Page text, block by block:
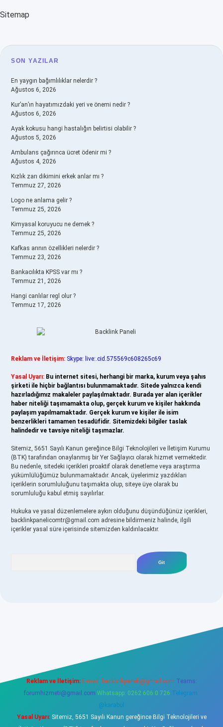
Sitemap
SIDEBAR
SON YAZILAR
En yaygın bağımlılıklar nelerdir ?
Ağustos 6, 2026
Kur’an’ın hayatımızdaki yeri ve önemi nedir ?
Ağustos 6, 2026
Ayak kokusu hangi hastalığın belirtisi olabilir ?
Ağustos 5, 2026
Ambulans çağırınca ücret ödenir mi ?
Ağustos 4, 2026
Kızlık zarı dikimini erkek anlar mı ?
Temmuz 27, 2026
Logo ne anlama gelir ?
Temmuz 25, 2026
Kimyasal koruyucu ne demek ?
Temmuz 25, 2026
Kafkas arının özellikleri nelerdir ?
Temmuz 23, 2026
Bankacılıkta KPSS var mı ?
Temmuz 21, 2026
Hangi canlılar regl olur ?
Temmuz 17, 2026
Reklam ve İletişim: Skype: live:.cid.575569c608265c69
Yasal Uyarı: Bu internet sitesi, herhangi bir marka, kurum veya şahıs
şirketi ile hiçbir bağlantısı bulunmamaktadır. Sitede yalnızca kendi
hazırladığımız makaleler paylaşılmaktadır. Burada yer alan içerikler
haber niteliği taşımamakta olup, gerçek kurum ve kişiler hakkında
paylaşım yapılmamaktadır. Gerçek kurum ve kişiler ile isim
benzerlikleri tamamen tesadüfidir. Sitemizdeki bilgiler taslak
halindedir ve tavsiye niteliği taşımazlar.
Sitemiz, 5651 Sayılı Kanun gereğince Bilgi Teknolojileri ve İletişim Kurumu
(BTK) tarafından onaylanmış bir Yer Sağlayıcı olarak hizmet vermektedir.
Bu nedenle, sitedeki içerikleri proaktif olarak denetleme veya araştırma
yükümlülüğümüz bulunmamaktadır. Ancak, üyelerimiz yazdıkları
içeriklerin sorumluluğunu taşımakta olup, siteye üye olarak bu
sorumluluğu kabul etmiş sayılırlar.
Hukuka ve yasal düzenlemelere aykırı olduğunu düşündüğünüz içerikleri,
backlinkpanelicomtr@gmail.com adresine bildirmeniz halinde, ilgili
içerikler yasal süre içerisinde sitemizden kaldırılacaktır.
Reklam ve İletişim: E-mail: backlinkpaneli@gmail.com Teams:
forumhizmeti@gmail.com Whatsapp: 0262 606 0 726 Telegram:
@karabul
Yasal Uyarı:Sitemiz, 5651 Sayılı Kanun gereğince Bilgi Teknolojileri ve